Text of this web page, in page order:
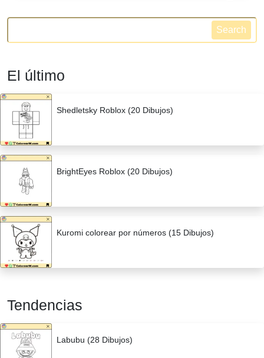
Search
El último
Shedletsky Roblox (20 Dibujos)
BrightEyes Roblox (20 Dibujos)
Kuromi colorear por números (15 Dibujos)
Tendencias
Labubu (28 Dibujos)